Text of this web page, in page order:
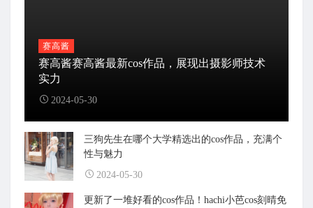
赛高酱
赛高酱赛高酱最新cos作品，展现出摄影师技术
实力
2024-05-30
三狗先生在哪个大学精选出的cos作品，充满个
性与魅力
2024-05-30
更新了一堆好看的cos作品！hachi小芭cos刻晴免